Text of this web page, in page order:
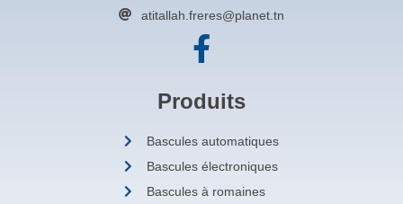
atitallah.freres@planet.tn
Produits
Bascules automatiques
Bascules électroniques
Bascules à romaines